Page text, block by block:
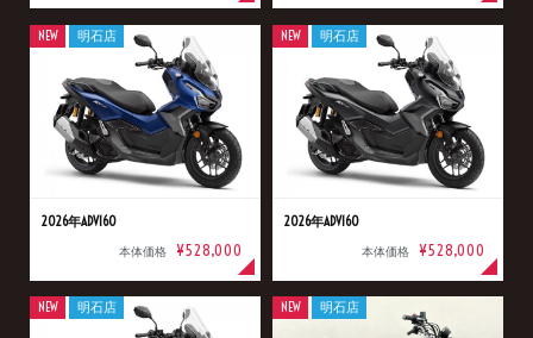
2026年ADV160
本体価格 ¥528,000
NEW 明石店
2026年ADV160
本体価格 ¥528,000
NEW 明石店
NEW 明石店 NEW 明石店